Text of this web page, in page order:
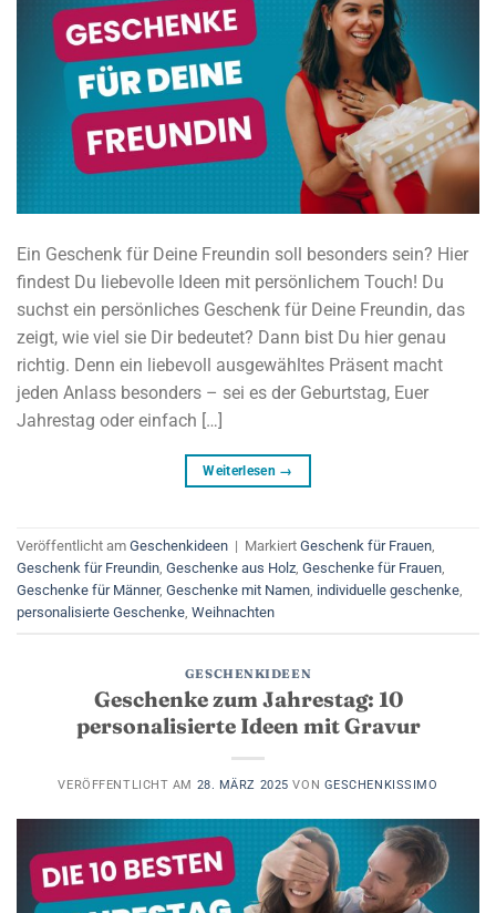
Ein Geschenk für Deine Freundin soll besonders sein? Hier
findest Du liebevolle Ideen mit persönlichem Touch! Du
suchst ein persönliches Geschenk für Deine Freundin, das
zeigt, wie viel sie Dir bedeutet? Dann bist Du hier genau
richtig. Denn ein liebevoll ausgewähltes Präsent macht
jeden Anlass besonders – sei es der Geburtstag, Euer
Jahrestag oder einfach […]
Weiterlesen →
Veröffentlicht am Geschenkideen | Markiert Geschenk für Frauen,
Geschenk für Freundin, Geschenke aus Holz, Geschenke für Frauen,
Geschenke für Männer, Geschenke mit Namen, individuelle geschenke,
personalisierte Geschenke, Weihnachten
GESCHENKIDEEN
Geschenke zum Jahrestag: 10
personalisierte Ideen mit Gravur
VERÖFFENTLICHT AM 28. MÄRZ 2025 VON GESCHENKISSIMO